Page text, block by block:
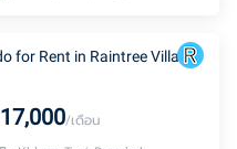
for Rent in Raintree Villa
17,000/เดือน